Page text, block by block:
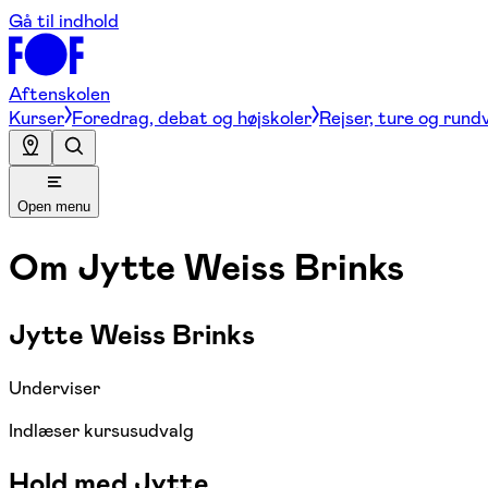
Gå til indhold
Aftenskolen
Kurser Foredrag, debat og højskoler Rejser, ture og
Open menu
Om Jytte Weiss Brinks
Jytte Weiss Brinks
Underviser
Indlæser kursusudvalg